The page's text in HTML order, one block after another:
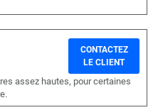
assez hautes, pour certaines
CONTACTEZ
LE CLIENT